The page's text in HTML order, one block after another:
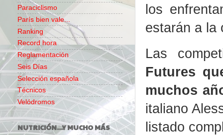
los
estarán a la
Las
Futures
muchos
italiano
listado
Paraciclismo
París bien vale...
Ranking
Record hora
Reglamentación
Seis Días
Selección española
Técnicos
Velódromos
NUTRICIÓN...Y MUCHO MÁS